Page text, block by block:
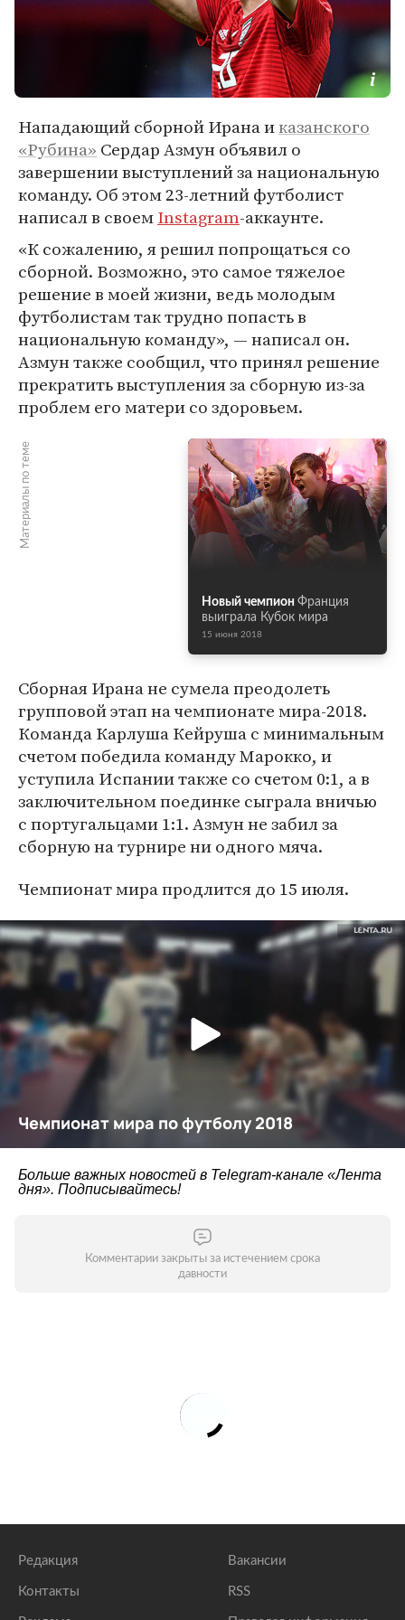
Нападающий сборной Ирана иказанского
«Рубина» Сердар Азмун объявил о
завершении выступлений за национальную
команду. Об этом 23-летний футболист
написал в своемInstagram-аккаунте.
«К сожалению, я решил попрощаться со
сборной. Возможно, это самое тяжелое
решение в моей жизни, ведь молодым
футболистам так трудно попасть в
национальную команду», — написал он.
Азмун также сообщил, что принял решение
прекратить выступления за сборную из-за
проблем его матери со здоровьем.
Материалы по теме
Новый чемпион Франция
выиграла Кубок мира
15 июня 2018
Сборная Ирана не сумела преодолеть
групповой этап на чемпионате мира-2018.
Команда Карлуша Кейруша с минимальным
счетом победила команду Марокко, и
уступила Испании также со счетом 0:1, а в
заключительном поединке сыграла вничью
с португальцами 1:1. Азмун не забил за
сборную на турнире ни одного мяча.
Чемпионат мира продлится до 15 июля.
Больше важных новостей в Telegram-канале «Лента
дня». Подписывайтесь!
Комментарии закрыты за истечением срока
давности
Редакция
Контакты
Вакансии
RSS